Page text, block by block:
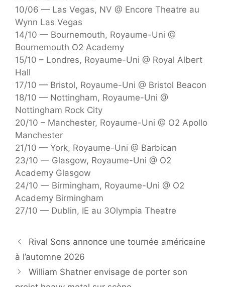
10/06 — Las Vegas, NV @ Encore Theatre au
Wynn Las Vegas
14/10 — Bournemouth, Royaume-Uni @
Bournemouth O2 Academy
15/10 – Londres, Royaume-Uni @ Royal Albert
Hall
17/10 — Bristol, Royaume-Uni @ Bristol Beacon
18/10 — Nottingham, Royaume-Uni @
Nottingham Rock City
20/10 – Manchester, Royaume-Uni @ O2 Apollo
Manchester
21/10 — York, Royaume-Uni @ Barbican
23/10 — Glasgow, Royaume-Uni @ O2
Academy Glasgow
24/10 — Birmingham, Royaume-Uni @ O2
Academy Birmingham
27/10 — Dublin, IE au 3Olympia Theatre
Rival Sons annonce une tournée américaine
à l’automne 2026
William Shatner envisage de porter son